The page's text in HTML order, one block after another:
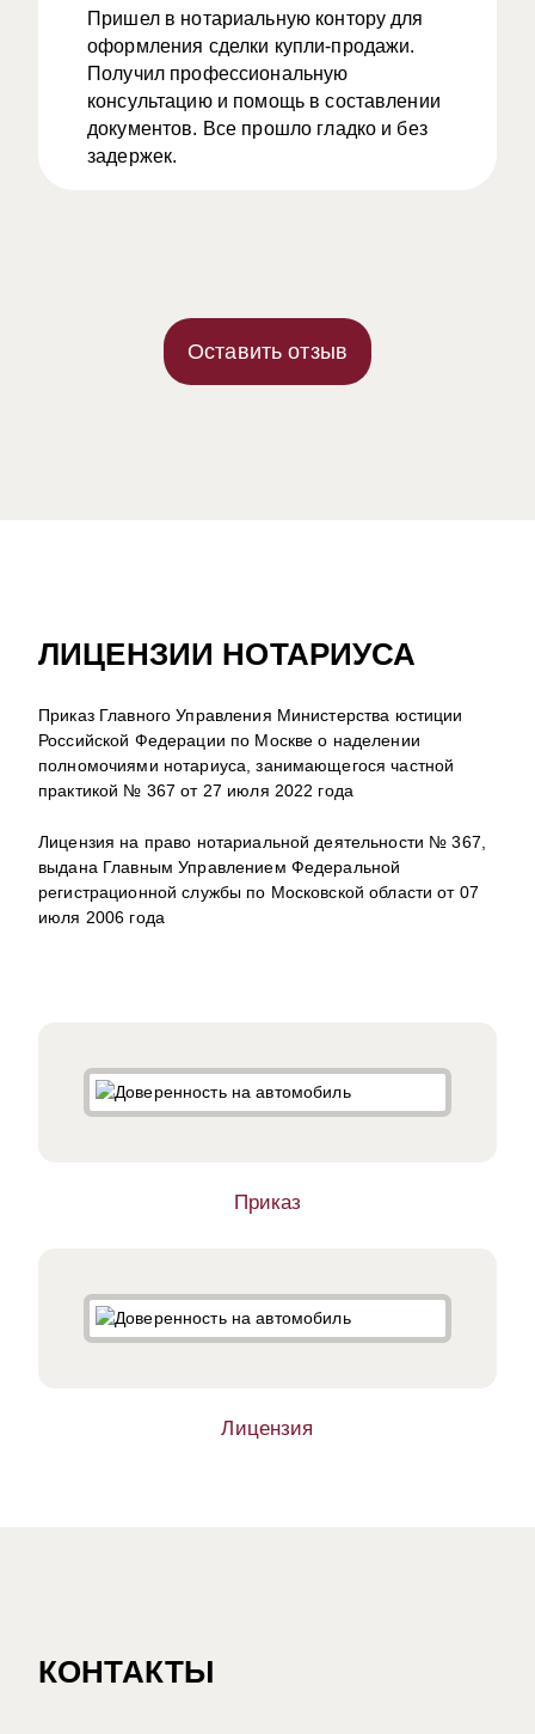
Пришел в нотариальную контору для
оформления сделки купли-продажи.
Получил профессиональную
консультацию и помощь в составлении
документов. Все прошло гладко и без
задержек.
Оставить отзыв
ЛИЦЕНЗИИ НОТАРИУСА
Приказ Главного Управления Министерства юстиции
Российской Федерации по Москве о наделении
полномочиями нотариуса, занимающегося частной
практикой № 367 от 27 июля 2022 года
Лицензия на право нотариальной деятельности № 367,
выдана Главным Управлением Федеральной
регистрационной службы по Московской области от 07
июля 2006 года
Приказ
Лицензия
КОНТАКТЫ